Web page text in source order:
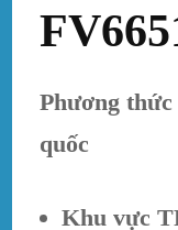
Phương
quốc
Khu vực